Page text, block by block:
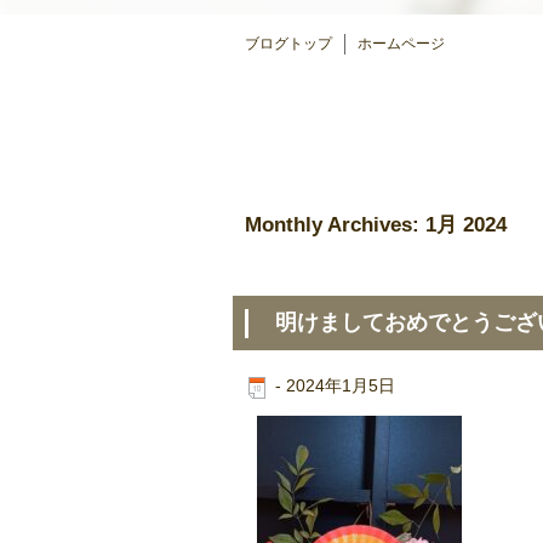
ブログトップ ホームページ
Monthly Archives: 1月 2024
明けましておめでとうござ
- 2024年1月5日